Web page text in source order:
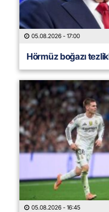
05.08.2026 - 17:00
Hörmüz boğazı
05.08.2026 - 16:45